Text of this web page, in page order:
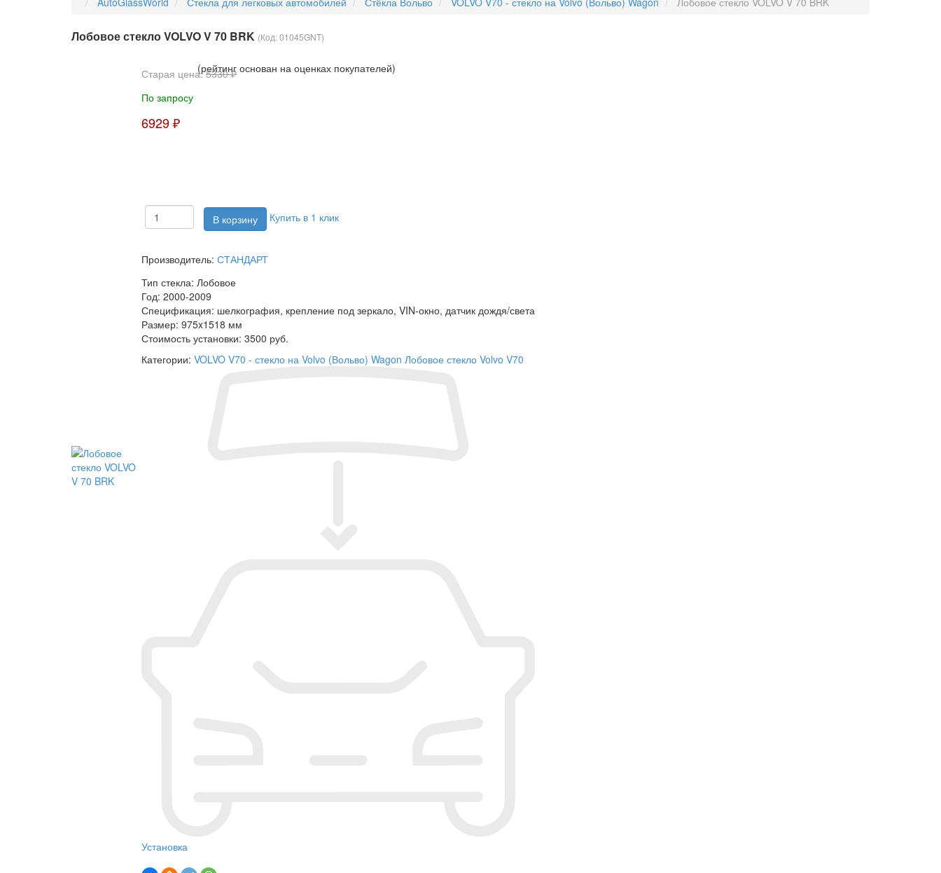
Лобовое стекло VOLVO V 70 BRK (Код:01045GNT)
(рейтинг основан на оценках покупателей)
Старая цена:5330 ₽
По запросу
6929 ₽
Купить в 1 клик
Производитель: СТАНДАРТ
Тип стекла: Лобовое
Год: 2000-2009
Спецификация: шелкография, крепление под зеркало, VIN-окно, датчик дождя/света
Размер: 975x1518 мм
Стоимость установки: 3500 руб.
Категории: VOLVO V70 - стекло на Volvo (Вольво) Wagon Лобовое стекло Volvo V70
Установка